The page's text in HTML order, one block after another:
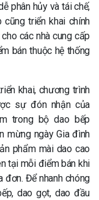
phân hủy và tái chế,
triển khai chính
các nhà cung cấp
bán thuộc hệ thống
khai, chương trình
sự đón nhận của
trong bộ dao bếp
mừng ngày Gia đình
phẩm mài dao cao
tại mỗi điểm bán khi
Để nhanh chóng
dao gọt, dao đầu